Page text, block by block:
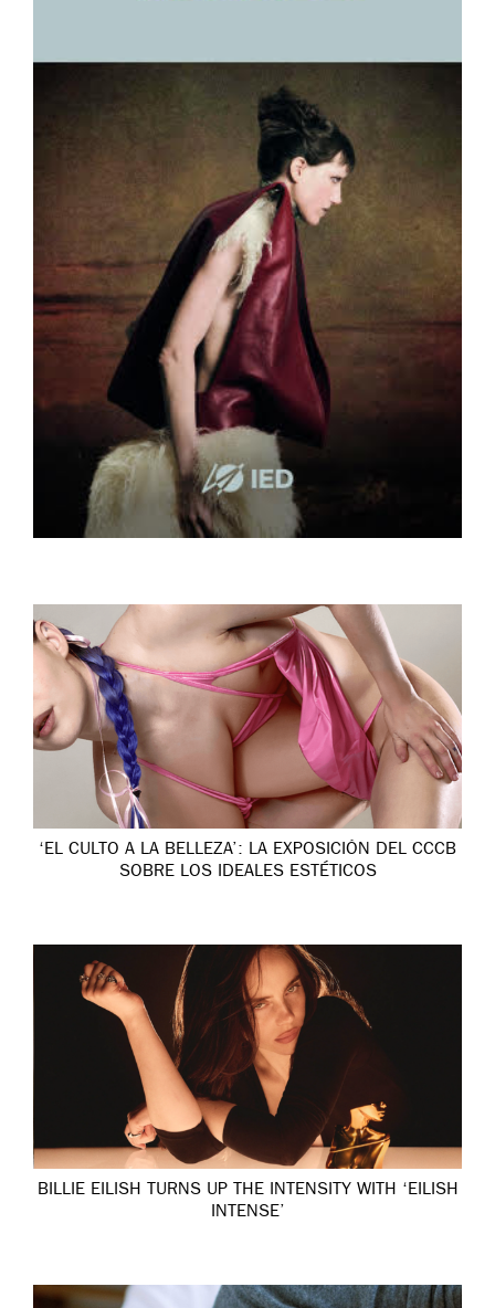
‘EL CULTO A LA BELLEZA’: LA EXPOSICIÓN DEL CCCB
SOBRE LOS IDEALES ESTÉTICOS
BILLIE EILISH TURNS UP THE INTENSITY WITH ‘EILISH
INTENSE’